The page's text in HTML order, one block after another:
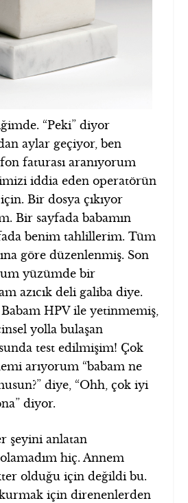
“Peki” diyor
aylar geçiyor, ben
faturası aranıyorum
iddia eden operatörün
Bir dosya çıkıyor
Bir sayfada babamın
benim tahlillerim. Tüm
göre düzenlenmiş. Son
yüzümde bir
azıcık deli galiba diye.
HPV ile yetinmemiş,
yolla bulaşan
test edilmişim! Çok
arıyorum “babam ne
diye, “Ohh, çok iyi
diyor.
şeyini anlatan
hiç. Annem
olduğu için değildi bu.
kurmak için direnenlerden